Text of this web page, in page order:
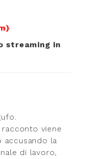
streaming in
viene
accusando la
di lavoro,